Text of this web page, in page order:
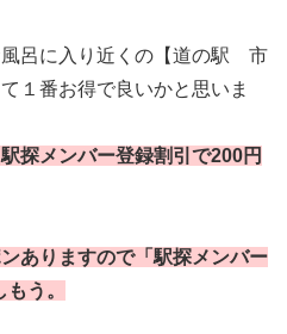
呂に入り近くの【道の駅 市
１番お得で良いかと思いま
探メンバー登録割引で200円
ありますので「駅探メンバー
う。